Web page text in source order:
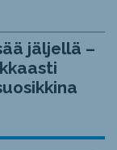
jäljellä –